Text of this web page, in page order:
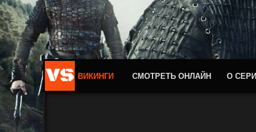
ВИКИНГИ СМОТРЕТЬ ОНЛАЙН О